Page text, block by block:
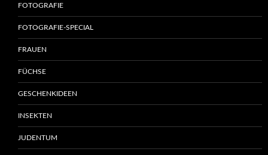
FOTOGRAFIE
FOTOGRAFIE-SPECIAL
FRAUEN
FÜCHSE
GESCHENKIDEEN
INSEKTEN
JUDENTUM